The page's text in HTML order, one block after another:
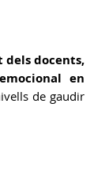
dels docents,
en
de gaudir